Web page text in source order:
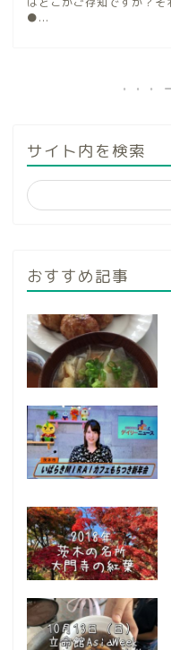
●...
サイト内を検索
おすすめ記事